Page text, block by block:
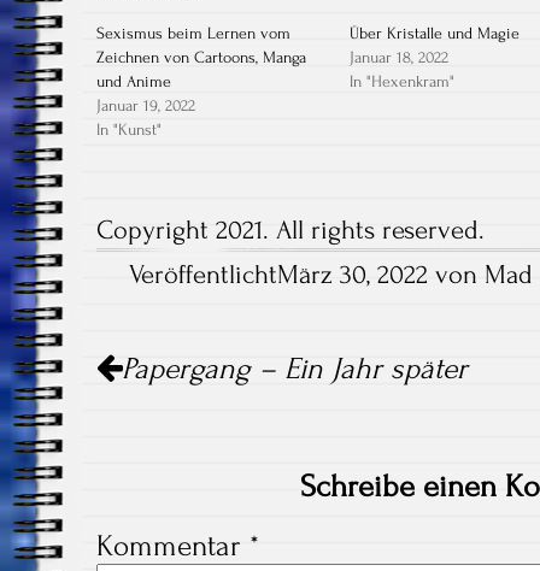
Sexismus beim Lernen vom
Zeichnen von Cartoons, Manga
und Anime
Januar 19, 2022
In "Kunst"
Über Kristalle und Magie
Januar 18, 2022
In "Hexenkram"
Copyright 2021. All rights reserved.
VeröffentlichtMärz 30, 2022 von
Navigation
Papergang – Ein Jahr später
Schreibe einen
Kommentar *